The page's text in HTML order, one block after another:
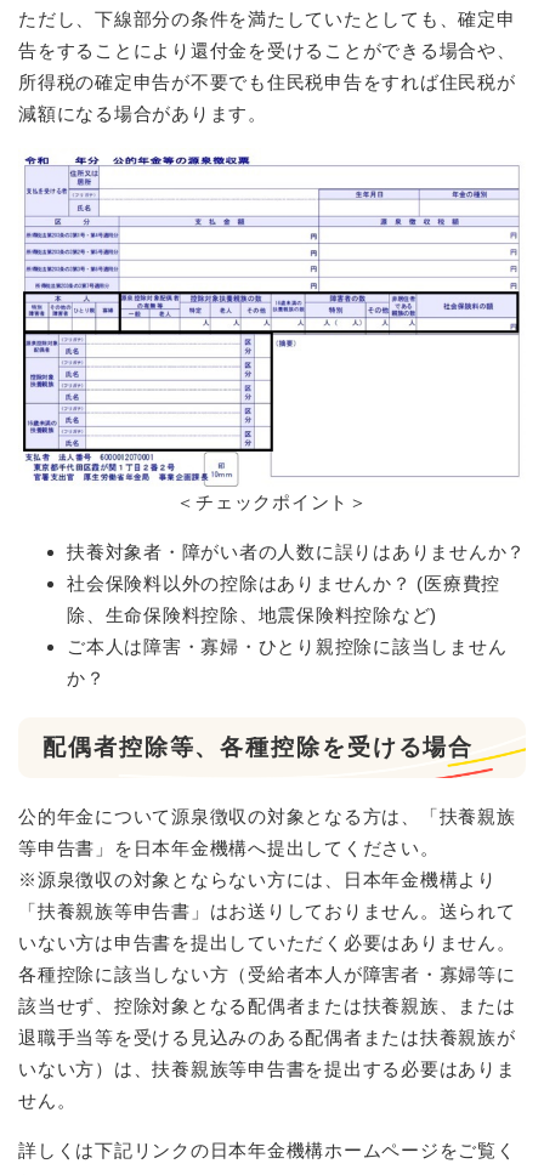
ただし、下線部分の条件を満たしていたとしても、確定申
告をすることにより還付金を受けることができる場合や、
所得税の確定申告が不要でも住民税申告をすれば住民税が
減額になる場合があります。
＜チェックポイント＞
扶養対象者・障がい者の人数に誤りはありませんか？
社会保険料以外の控除はありませんか？ (医療費控
除、生命保険料控除、地震保険料控除など)
ご本人は障害・寡婦・ひとり親控除に該当しません
か？
配偶者控除等、各種控除を受ける場合
公的年金について源泉徴収の対象となる方は、「扶養親族
等申告書」を日本年金機構へ提出してください。
※源泉徴収の対象とならない方には、日本年金機構より
「扶養親族等申告書」はお送りしておりません。送られて
いない方は申告書を提出していただく必要はありません。
各種控除に該当しない方（受給者本人が障害者・寡婦等に
該当せず、控除対象となる配偶者または扶養親族、または
退職手当等を受ける見込みのある配偶者または扶養親族が
いない方）は、扶養親族等申告書を提出する必要はありま
せん。
詳しくは下記リンクの日本年金機構ホームページをご覧く